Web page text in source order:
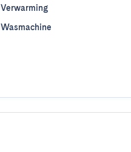
Verwarming
Wasmachine